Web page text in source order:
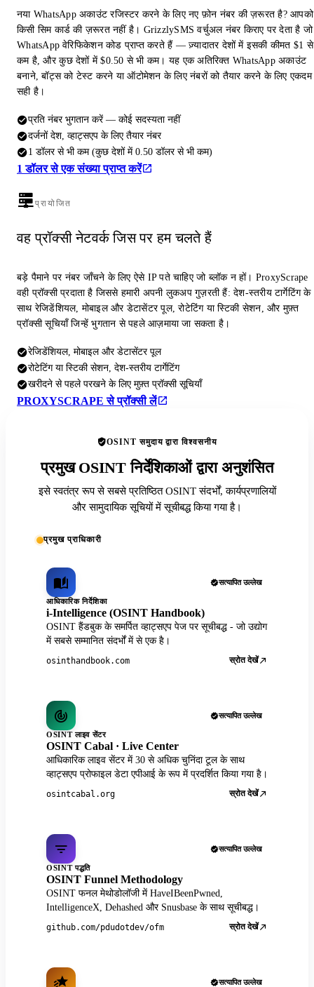
नया WhatsApp अकाउंट रजिस्टर करने के लिए नए फ़ोन नंबर की ज़रूरत है? आपको
किसी सिम कार्ड की ज़रूरत नहीं है। GrizzlySMS वर्चुअल नंबर किराए पर देता है जो
WhatsApp वेरिफिकेशन कोड प्राप्त करते हैं — ज़्यादातर देशों में इसकी कीमत $1 से
कम है, और कुछ देशों में $0.50 से भी कम। यह एक अतिरिक्त WhatsApp अकाउंट
बनाने, बॉट्स को टेस्ट करने या ऑटोमेशन के लिए नंबरों को तैयार करने के लिए एकदम
सही है।
प्रति नंबर भुगतान करें — कोई सदस्यता नहीं
दर्जनों देश, व्हाट्सएप के लिए तैयार नंबर
1 डॉलर से भी कम (कुछ देशों में 0.50 डॉलर से भी कम)
1 डॉलर से एक संख्या प्राप्त करें
प्रायोजित
वह प्रॉक्सी नेटवर्क जिस पर हम चलते हैं
बड़े पैमाने पर नंबर जाँचने के लिए ऐसे IP पते चाहिए जो ब्लॉक न हों। ProxyScrape
वही प्रॉक्सी प्रदाता है जिससे हमारी अपनी लुकअप गुज़रती हैं: देश-स्तरीय टार्गेटिंग के
साथ रेजिडेंशियल, मोबाइल और डेटासेंटर पूल, रोटेटिंग या स्टिकी सेशन, और मुफ़्त
प्रॉक्सी सूचियाँ जिन्हें भुगतान से पहले आज़माया जा सकता है।
रेजिडेंशियल, मोबाइल और डेटासेंटर पूल
रोटेटिंग या स्टिकी सेशन, देश-स्तरीय टार्गेटिंग
खरीदने से पहले परखने के लिए मुफ़्त प्रॉक्सी सूचियाँ
PROXYSCRAPE से प्रॉक्सी लें
OSINT समुदाय द्वारा विश्वसनीय
प्रमुख OSINT निर्देशिकाओं द्वारा अनुशंसित
इसे स्वतंत्र रूप से सबसे प्रतिष्ठित OSINT संदर्भों, कार्यप्रणालियों
और सामुदायिक सूचियों में सूचीबद्ध किया गया है।
प्रमुख प्राधिकारी
सत्यापित उल्लेख
आधिकारिक निर्देशिका
i-Intelligence (OSINT Handbook)
OSINT हैंडबुक के समर्पित व्हाट्सएप पेज पर सूचीबद्ध - जो उद्योग
में सबसे सम्मानित संदर्भों में से एक है।
osinthandbook.com स्रोत देखें
सत्यापित उल्लेख
OSINT लाइव सेंटर
OSINT Cabal · Live Center
आधिकारिक लाइव सेंटर में 30 से अधिक चुनिंदा टूल के साथ
व्हाट्सएप प्रोफाइल डेटा एपीआई के रूप में प्रदर्शित किया गया है।
osintcabal.org स्रोत देखें
सत्यापित उल्लेख
OSINT पद्धति
OSINT Funnel Methodology
OSINT फनल मेथोडोलॉजी में HaveIBeenPwned,
IntelligenceX, Dehashed और Snusbase के साथ सूचीबद्ध।
github.com/pdudotdev/ofm स्रोत देखें
सत्यापित उल्लेख